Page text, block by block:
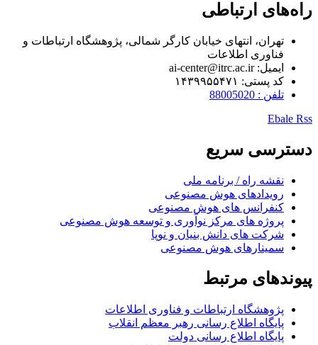
راه‌های ارتباطی
تهران، انتهای خیابان کارگر شمالی، پژوهشگاه ارتباطات و
فناوری اطلاعات
ایمیل: ai-center@itrc.ac.ir
کد پستی: ۱۴۳۹۹۵۵۴۷۱
تلفن : 88005020
Ebale Rss
دسترسی سریع
نقشه راه / برنامه ملی
رویدادهای هوش مصنوعی
کنفرانس های هوش مصنوعی
پروژه های مرکز نوآوری و توسعه هوش مصنوعی
شرکت های دانش بنیان و نوپا
سمینارهای هوش مصنوعی
پیوندهای مرتبط
پژوهشگاه ارتباطات و فناوری اطلاعات
پایگاه اطلاع رسانی رهبر معظم انقلاب
پایگاه اطلاع رسانی دولت